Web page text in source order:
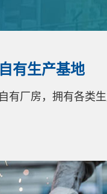
自有生产基地
自有厂房，拥有各类